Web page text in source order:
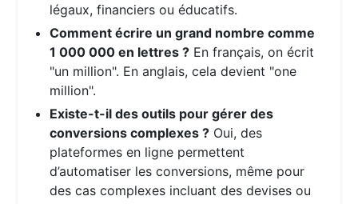
légaux, financiers ou éducatifs.
Comment écrire un grand nombre comme
1 000 000 en lettres ? En français, on écrit
"un million". En anglais, cela devient "one
million".
Existe-t-il des outils pour gérer des
conversions complexes ? Oui, des
plateformes en ligne permettent
d’automatiser les conversions, même pour
des cas complexes incluant des devises ou